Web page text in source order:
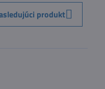
produkt